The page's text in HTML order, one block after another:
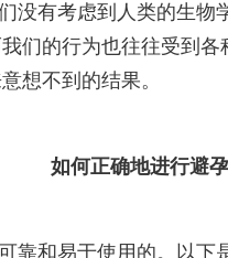
没有考虑到人类的生物
们的行为也往往受到
想不到的结果。
如何正确地进行避
靠和易于使用的。以下